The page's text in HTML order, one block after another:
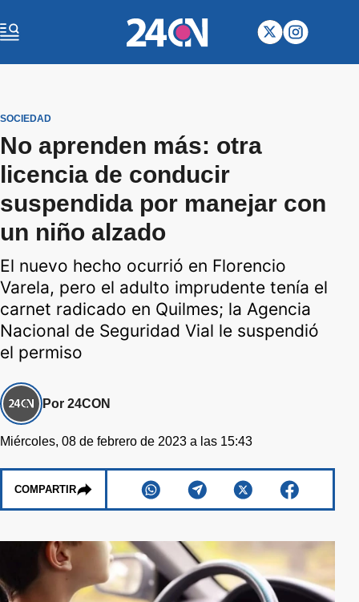
SOCIEDAD
No aprenden más: otra
licencia de conducir
suspendida por manejar con
un niño alzado
El nuevo hecho ocurrió en Florencio
Varela, pero el adulto imprudente tenía el
carnet radicado en Quilmes; la Agencia
Nacional de Seguridad Vial le suspendió
el permiso
Por 24CON
Miércoles, 08 de febrero de 2023 a las 15:43
COMPARTIR